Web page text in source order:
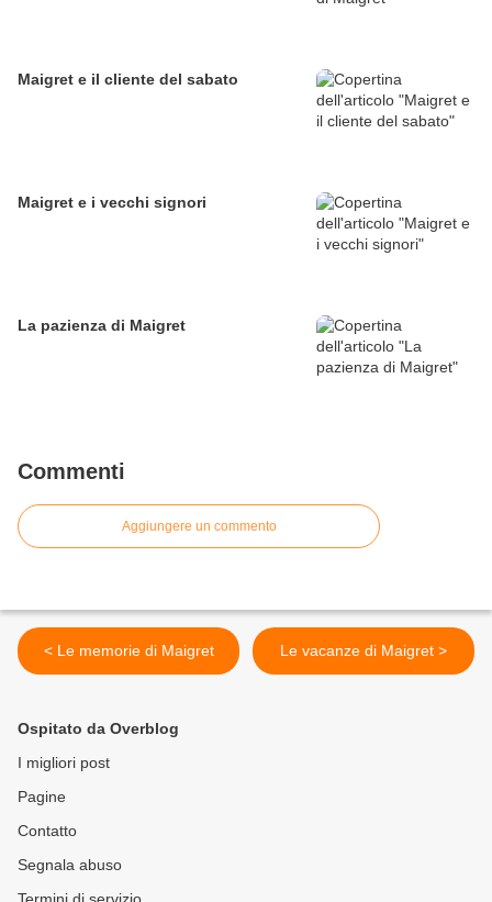
Maigret e il cliente del sabato
Maigret e i vecchi signori
La pazienza di Maigret
Commenti
Aggiungere un commento
< Le memorie di Maigret Le vacanze di Maigret >
Ospitato da Overblog
I migliori post
Pagine
Contatto
Segnala abuso